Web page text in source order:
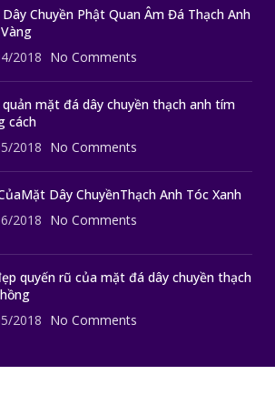
Chuyền Phật Quan Âm Đá Thạch Anh
2018 No Comments
mặt đá dây chuyền thạch anh tím
cách
2018 No Comments
Dây ChuyềnThạch Anh Tóc Xanh
2018 No Comments
quyến rũ của mặt đá dây chuyền thạch
2018 No Comments